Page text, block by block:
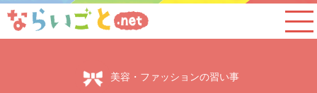
美容・ファッションの習い事